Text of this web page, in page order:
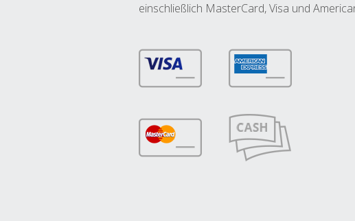
einschließlich MasterCard, Visa und